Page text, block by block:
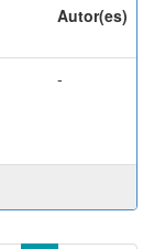
Autor(es)
-